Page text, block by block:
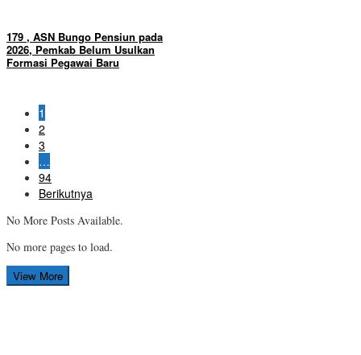
179 , ASN Bungo Pensiun pada
2026, Pemkab Belum Usulkan
Formasi Pegawai Baru
1
2
3
…
94
Berikutnya
No More Posts Available.
No more pages to load.
View More